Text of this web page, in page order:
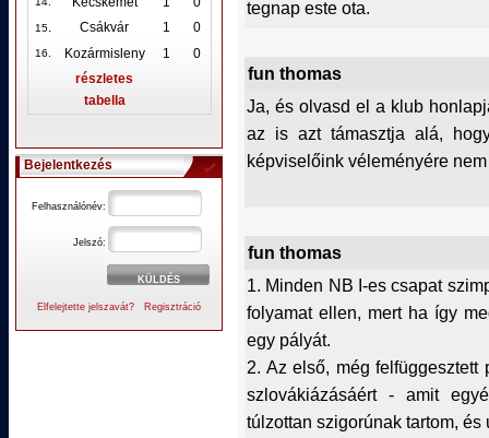
15. Csákvár 1 0
16. Kozármisleny 1
0
részletes
tabella
Bejelentkezés
Felhasználónév:
Jelszó:
Elfelejtette jelszavát? Regisztráció
tegnap este ota.
fun thomas
Ja, és olvasd el a klub
az is azt támasztja alá,
képviselőink véleményére
fun thomas
1. Minden NB I-es csapat
folyamat ellen, mert ha így
egy pályát.
2. Az első, még felfüggesztett
szlovákiázásáért - amit
túlzottan szigorúnak tartom, és